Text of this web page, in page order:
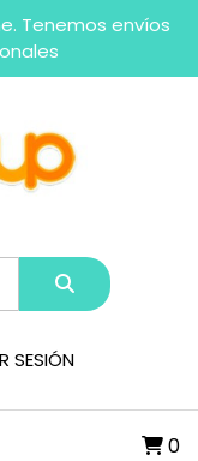
Tenemos envíos
SESIÓN
0